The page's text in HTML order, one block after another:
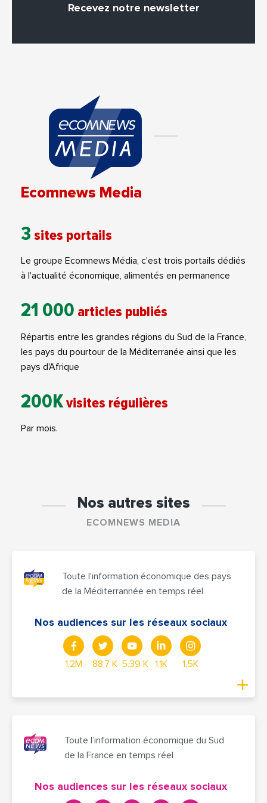
Recevez notre newsletter
Ecomnews Media
3 sites portails
Le groupe Ecomnews Média, c'est trois portails dédiés
à l'actualité économique, alimentés en permanence
21 000 articles publiés
Répartis entre les grandes régions du Sud de la France,
les pays du pourtour de la Méditerranée ainsi que les
pays d'Afrique
200Kvisites régulières
Par mois.
Nos autres sites
ECOMNEWS MEDIA
Toute l'information économique des pays
de la Méditerrannée en temps réel
Nos audiences sur les réseaux sociaux
1,2M 88,7 K 5.39 K 1,1K 1.5K
Toute l’information économique du Sud
de la France en temps réel
Nos audiences sur les réseaux sociaux